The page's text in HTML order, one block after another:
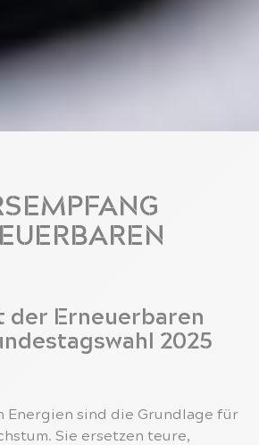
der Erneuerbaren
2025
Energien sind die Grundlage für
Sie ersetzen teure,